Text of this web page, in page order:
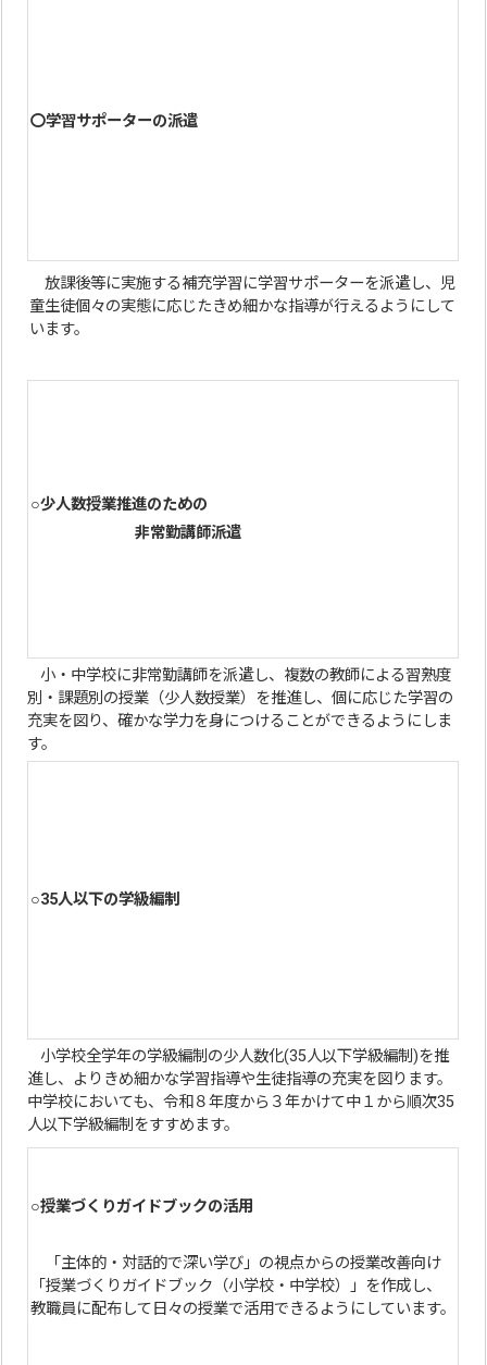
〇学習サポーターの派遣
放課後等に実施する補充学習に学習サポーターを派遣し、児
童生徒個々の実態に応じたきめ細かな指導が行えるようにして
います。
○少人数授業推進のための
非常勤講師派遣
小・中学校に非常勤講師を派遣し、複数の教師による習熟度
別・課題別の授業（少人数授業）を推進し、個に応じた学習の
充実を図り、確かな学力を身につけることができるようにしま
す。
○35人以下の学級編制
小学校全学年の学級編制の少人数化(35人以下学級編制)を推
進し、よりきめ細かな学習指導や生徒指導の充実を図ります。
中学校においても、令和８年度から３年かけて中１から順次35
人以下学級編制をすすめます。
○授業づくりガイドブックの活用
「主体的・対話的で深い学び」の視点からの授業改善向け
「授業づくりガイドブック（小学校・中学校）」を作成し、
教職員に配布して日々の授業で活用できるようにしています。